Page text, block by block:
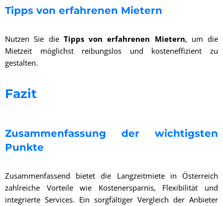
Tipps von erfahrenen Mietern
Nutzen Sie die Tipps von erfahrenen Mietern, um die
Mietzeit möglichst reibungslos und kosteneffizient zu
gestalten.
Fazit
Zusammenfassung der wichtigsten
Punkte
Zusammenfassend bietet die Langzeitmiete in Österreich
zahlreiche Vorteile wie Kostenersparnis, Flexibilität und
integrierte Services. Ein sorgfältiger Vergleich der Anbieter